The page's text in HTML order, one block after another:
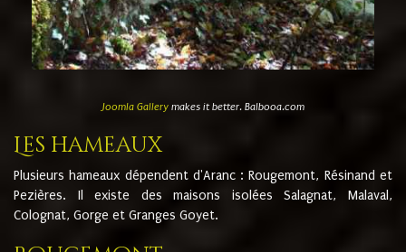
Joomla Gallerymakes it better. Balbooa.com
Les hameaux
Plusieurs hameaux dépendent d'Aranc : Rougemont, Résinand et
Pezières. Il existe des maisons isolées Salagnat, Malaval,
Colognat, Gorge et Granges Goyet.